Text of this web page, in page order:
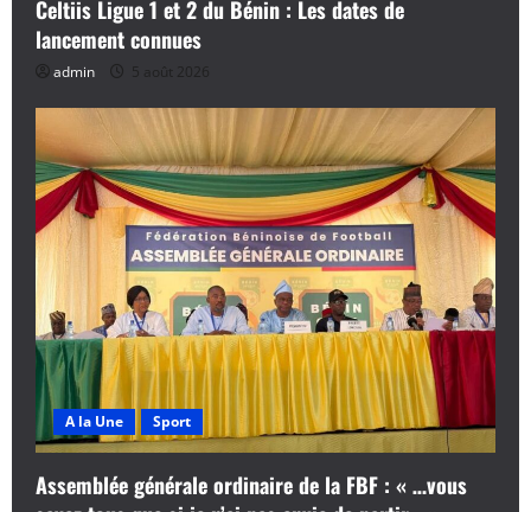
Celtiis Ligue 1 et 2 du Bénin : Les dates de
lancement connues
admin 5 août 2026
A la Une Sport
Assemblée générale ordinaire de la FBF : « …vous